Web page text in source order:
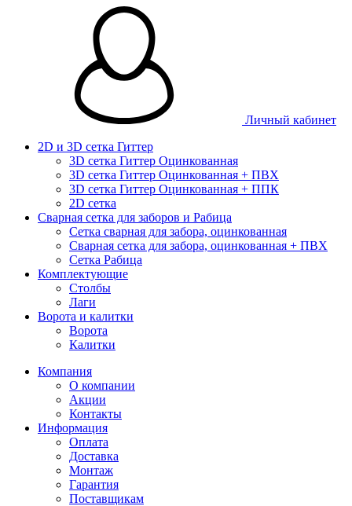
Личный кабинет
2D и 3D сетка Гиттер
3D сетка Гиттер Оцинкованная
3D сетка Гиттер Оцинкованная + ПВХ
3D сетка Гиттер Оцинкованная + ППК
2D сетка
Сварная сетка для заборов и Рабица
Сетка сварная для забора, оцинкованная
Сварная сетка для забора, оцинкованная + ПВХ
Сетка Рабица
Комплектующие
Столбы
Лаги
Ворота и калитки
Ворота
Калитки
Компания
О компании
Акции
Контакты
Информация
Оплата
Доставка
Монтаж
Гарантия
Поставщикам